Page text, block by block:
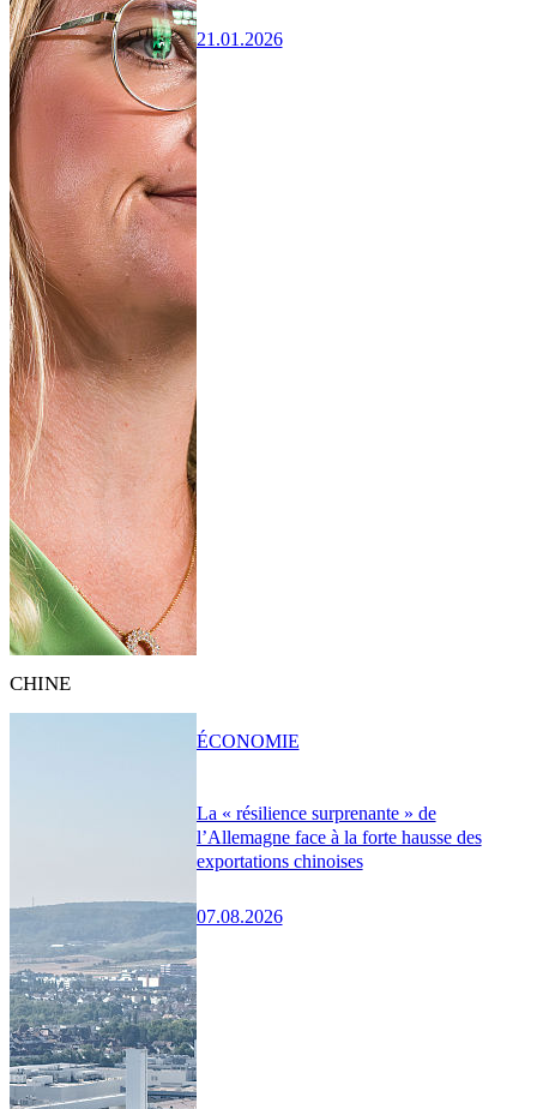
21.01.2026
CHINE
La « résilience surprenante » de
l’Allemagne face à la forte hausse des
exportations chinoises
07.08.2026
ÉCONOMIE